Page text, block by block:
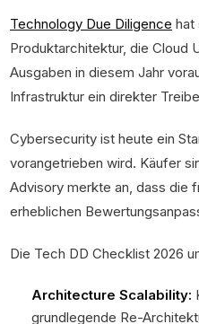
Technology Due Diligence hat
Produktarchitektur, die Cloud
Ausgaben in diesem Jahr
Infrastruktur ein direkter
Cybersecurity ist heute ein
vorangetrieben wird. Käufer
Advisory merkte an, dass die
erheblichen
Die Tech DD Checklist 2026
Architecture Scalability:
grundlegende Re-